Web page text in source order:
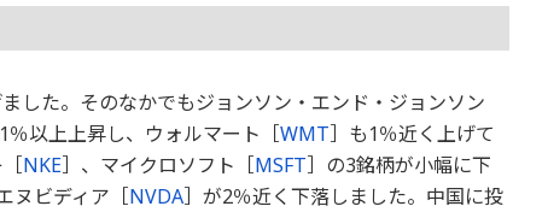
した。そのなかでもジョンソン・エンド・ジョンソン
％以上上昇し、ウォルマート［WMT］も1％近く上げて
NKE］、マイクロソフト［MSFT］の3銘柄が小幅に下
ヌビディア［NVDA］が2％近く下落しました。中国に投